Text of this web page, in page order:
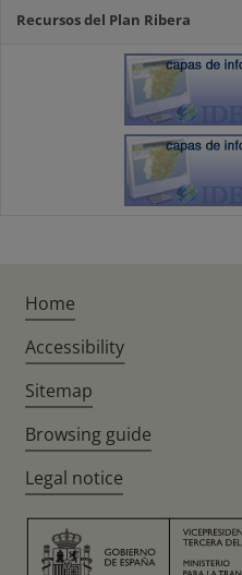
Recursos del Plan Ribera
Home
Accessibility
Sitemap
Browsing guide
Legal notice